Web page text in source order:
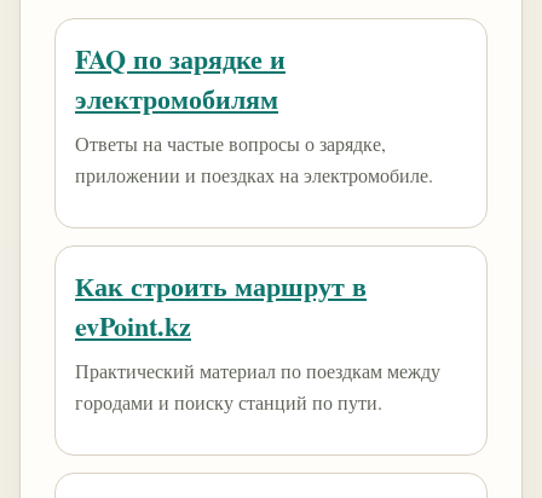
FAQ по зарядке и
электромобилям
Ответы на частые вопросы о зарядке,
приложении и поездках на электромобиле.
Как строить маршрут в
evPoint.kz
Практический материал по поездкам между
городами и поиску станций по пути.